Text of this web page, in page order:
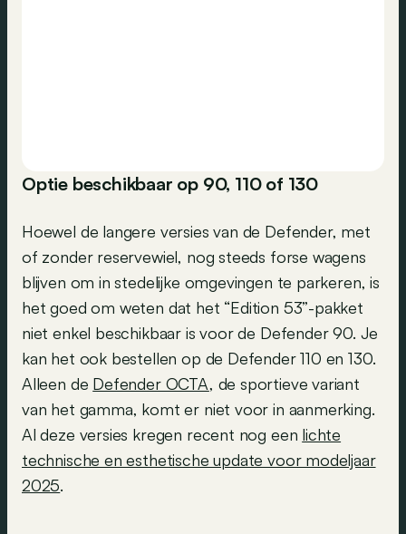
Optie beschikbaar op 90, 110 of 130
Hoewel de langere versies van de Defender, met
of zonder reservewiel, nog steeds forse wagens
blijven om in stedelijke omgevingen te parkeren, is
het goed om weten dat het “Edition 53”-pakket
niet enkel beschikbaar is voor de Defender 90. Je
kan het ook bestellen op de Defender 110 en 130.
Alleen de Defender OCTA, de sportieve variant
van het gamma, komt er niet voor in aanmerking.
Al deze versies kregen recent nog een lichte
technische en esthetische update voor modeljaar
2025.